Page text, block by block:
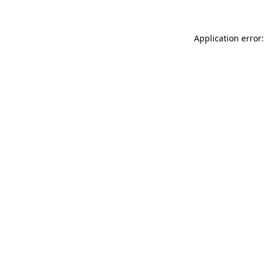
Application